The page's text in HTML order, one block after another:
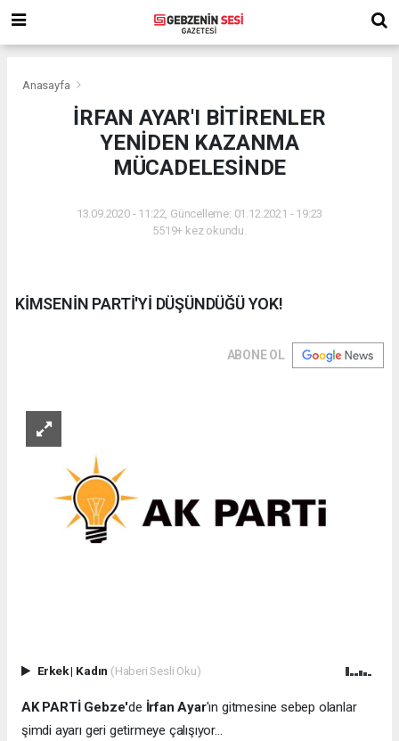
Anasayfa
İRFAN AYAR'I BİTİRENLER
YENİDEN KAZANMA
MÜCADELESİNDE
13.09.2020 - 11:22, Güncelleme: 01.12.2021 - 19:23
5519+ kez okundu.
KİMSENİN PARTİ'Yİ DÜŞÜNDÜĞÜ YOK!
ABONE OL
Erkek| Kadın (Haberi Sesli Oku)
AK PARTİ Gebze'de İrfan Ayar'ın gitmesine sebep olanlar
şimdi ayarı geri getirmeye çalışıyor...